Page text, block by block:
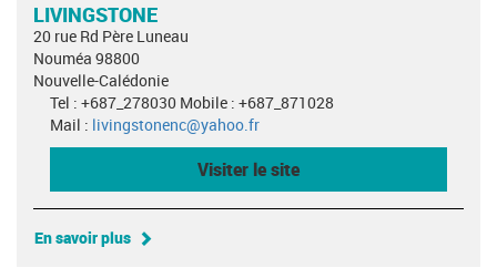
LIVINGSTONE
20 rue Rd Père Luneau
Nouméa 98800
Nouvelle-Calédonie
Tel : +687_278030 Mobile : +687_871028
Mail : livingstonenc@yahoo.fr
Visiter le site
En savoir plus